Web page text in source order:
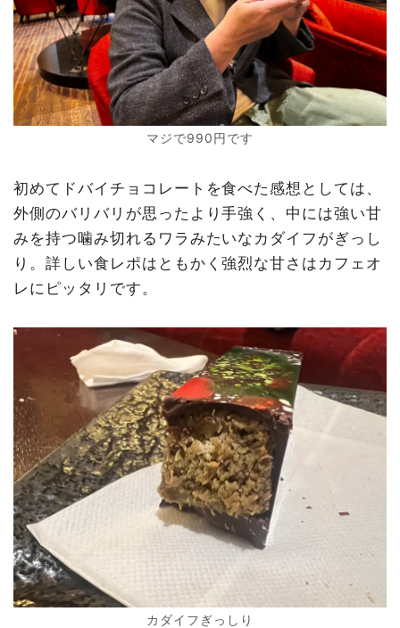
マジで990円です
初めてドバイチョコレートを食べた感想としては、
外側のバリバリが思ったより手強く、中には強い甘
みを持つ噛み切れるワラみたいなカダイフがぎっし
り。詳しい食レポはともかく強烈な甘さはカフェオ
レにピッタリです。
カダイフぎっしり